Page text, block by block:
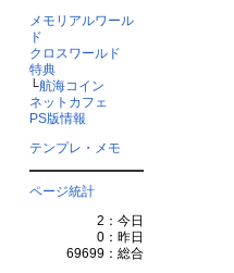
メモリアルワール
ド
クロスワールド
特典
└航海コイン
ネットカフェ
PS版情報
テンプレ・メモ
ページ統計
2：今日
0：昨日
69699：総合